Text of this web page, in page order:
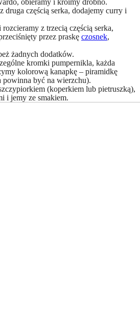
druga częścią serka, dodajemy curry i
z trzecią częścią serka,
przez praskę czosnek,
żadnych dodatków.
kromki pumpernikla, każda
kolorową kanapkę – piramidkę
powinna być na wierzchu).
(koperkiem lub pietruszką),
i jemy ze smakiem.